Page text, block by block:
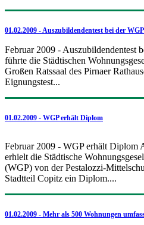
01.02.2009 - Auszubildendentest bei der WGP
Februar 2009 - Auszubildendentest
führte die Städtischen
Großen Ratssaal des Pirnaer
Eignungstest...
01.02.2009 - WGP erhält Diplom
Februar 2009 - WGP erhält Diplom
erhielt die Städtische
(WGP) von der Pestalozzi-
Stadtteil Copitz ein Diplom....
01.02.2009 - Mehr als 500 Wohnungen